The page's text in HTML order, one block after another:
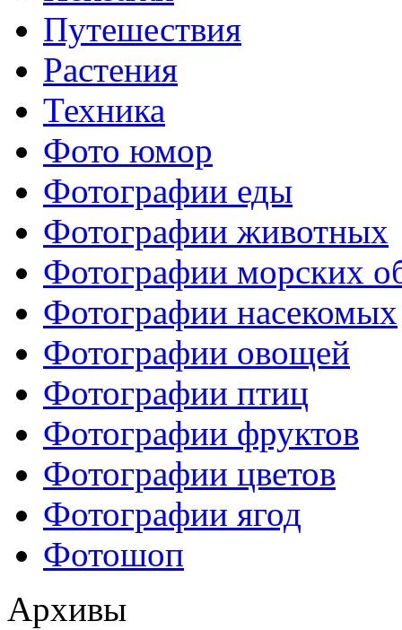
Путешествия
Растения
Техника
Фото юмор
Фотографии еды
Фотографии животных
Фотографии морских
Фотографии насекомых
Фотографии овощей
Фотографии птиц
Фотографии фруктов
Фотографии цветов
Фотографии ягод
Фотошоп
Архивы